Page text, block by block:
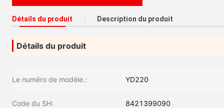
Détails du produit Description du produit
Détails du produit
Le numéro de modèle.: YD220
Code du SH: 8421399090